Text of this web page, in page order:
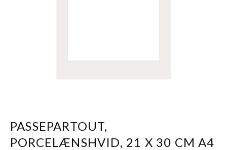
PASSEPARTOUT,
PORCELÆNSHVID, 21 X 30 CM A4